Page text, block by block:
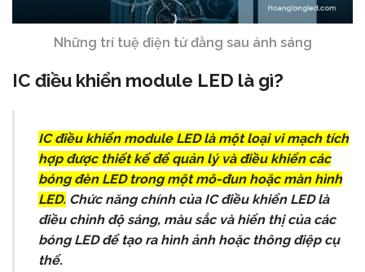
Những trí tuệ điện tử đằng sau ánh sáng
IC điều khiển module LED là gì?
IC điều khiển module LED là một loại vi mạch tích
hợp được thiết kế để quản lý và điều khiển các
bóng đèn LED trong một mô-đun hoặc màn hình
LED. Chức năng chính của IC điều khiển LED là
điều chỉnh độ sáng, màu sắc và hiển thị của các
bóng LED để tạo ra hình ảnh hoặc thông điệp cụ
thể.